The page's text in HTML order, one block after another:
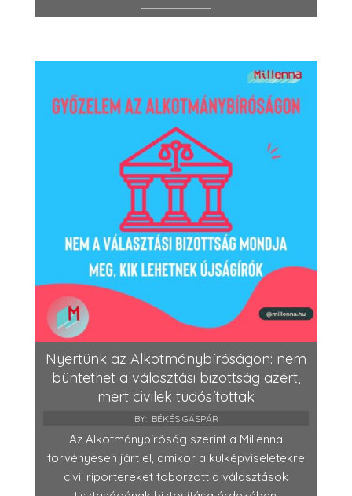
Nyertünk az Alkotmánybíróságon: nem
büntethet a választási bizottság azért,
mert civilek tudósítottak
BY: BÉKÉS GÁSPÁR
Az Alkotmánybíróság szerint a Millenna
törvényesen járt el, amikor a külképviseletekre
civil riportereket toborzott a választások